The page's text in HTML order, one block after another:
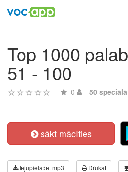
Top 1000
51 - 100
0 50
sākt mācīties
lejupielādēt mp3 Drukāt